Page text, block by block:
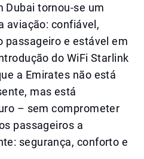
Dubai tornou-se um
aviação: confiável,
passageiro e estável em
do WiFi Starlink
a Emirates não está
mas está
– sem comprometer
passageiros a
segurança, conforto e